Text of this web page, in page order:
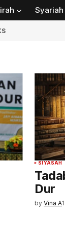
Syariah
SIYASAH
Dur
by Vina A